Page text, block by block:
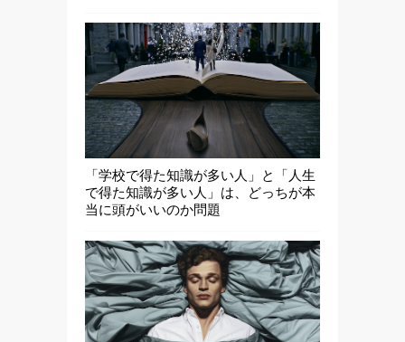
「学校で得た知識が多い人」と「人生
で得た知識が多い人」は、どっちが本
当に頭がいいのか問題